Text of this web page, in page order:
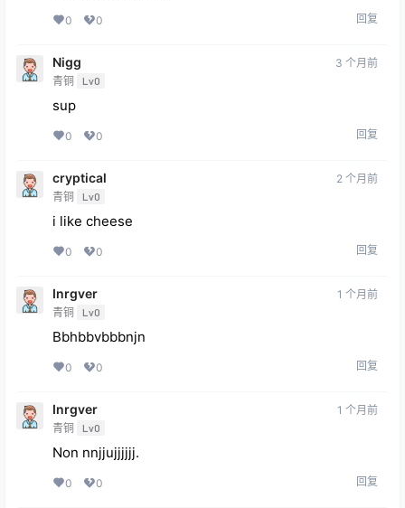
0 0 回复
Nigg
青铜 Lv0
3 个月前
sup
0 0 回复
cryptical
青铜 Lv0
2 个月前
i like cheese
0 0 回复
Inrgver
青铜 Lv0
1 个月前
Bbhbbvbbbnjn
0 0 回复
Inrgver
青铜 Lv0
1 个月前
Non nnjjujjjjjj.
0 0 回复